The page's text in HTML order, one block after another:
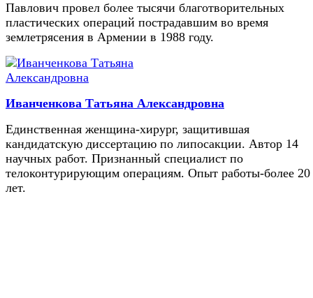
Павлович провел более тысячи благотворительных
пластических операций пострадавшим во время
землетрясения в Армении в 1988 году.
Иванченкова Татьяна Александровна
Единственная женщина-хирург, защитившая
кандидатскую диссертацию по липосакции. Автор 14
научных работ. Признанный специалист по
телоконтурирующим операциям. Опыт работы-более 20
лет.